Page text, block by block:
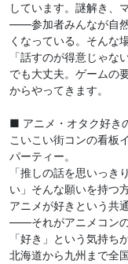
しています。謎解き、
——参加者みんなが自
くなっている。そんな
「話すのが得意じゃ
でも大丈夫。ゲームの
からやってきます。
■ アニメ・オタク好き
こいこい街コンの看板
パーティー。
「推しの話を思いっき
い」そんな願いを持つ
アニメが好きという共
——それがアニメコンの
「好き」という気持ち
北海道から九州まで全